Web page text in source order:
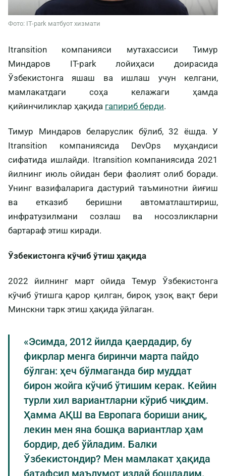
Фото: IT-park матбуот хизмати
Itransition компанияси мутахассиси Тимур
Миндаров IT-park лойиҳаси доирасида
Ўзбекистонга яшаш ва ишлаш учун келгани,
мамлакатдаги соҳа келажаги ҳамда
қийинчиликлар ҳақида гапириб берди.
Тимур Миндаров беларуслик бўлиб, 32 ёшда. У
Itransition компаниясида DevOps муҳандиси
сифатида ишлайди. Itransition компаниясида 2021
йилнинг июль ойидан бери фаолият олиб боради.
Унинг вазифаларига дастурий таъминотни йиғиш
ва етказиб беришни автоматлаштириш,
инфратузилмани созлаш ва носозликларни
бартараф этиш киради.
Ўзбекистонга кўчиб ўтиш ҳақида
2022 йилнинг март ойида Темур Ўзбекистонга
кўчиб ўтишга қарор қилган, бироқ узоқ вақт бери
Минскни тарк этиш ҳақида ўйлаган.
«Эсимда, 2012 йилда қаердадир, бу
фикрлар менга биринчи марта пайдо
бўлган: ҳеч бўлмаганда бир муддат
бирон жойга кўчиб ўтишим керак. Кейин
турли хил вариантларни кўриб чиқдим.
Ҳамма АҚШ ва Европага бориши аниқ,
лекин мен яна бошқа вариантлар ҳам
бордир, деб ўйладим. Балки
Ўзбекистондир? Мен мамлакат ҳақида
батафсил маълумот излай бошладим.